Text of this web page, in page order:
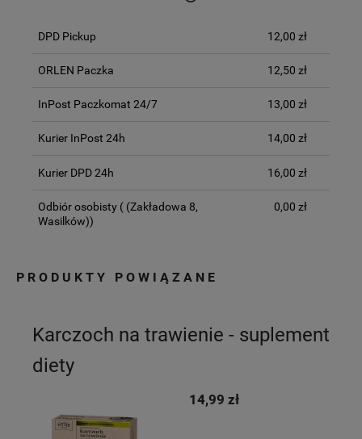
DPD Pickup 12,00 zł
ORLEN Paczka 12,50 zł
InPost Paczkomat 24/7 13,00 zł
Kurier InPost 24h 14,00 zł
Kurier DPD 24h 16,00 zł
Odbiór osobisty ( (Zakładowa 8,
Wasilków))
0,00 zł
PRODUKTY POWIĄZANE
Karczoch na trawienie - suplement
diety
14,99 zł